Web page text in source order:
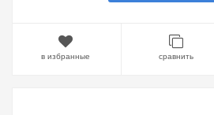
в избранные сравнить